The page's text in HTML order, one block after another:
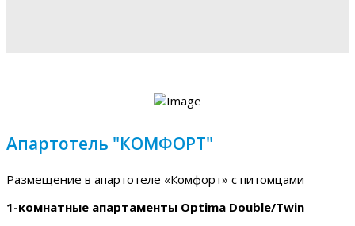
Апартотель "КОМФОРТ"
Размещение в апартотеле «Комфорт» с питомцами
1-комнатные апартаменты Optima Double/Twin